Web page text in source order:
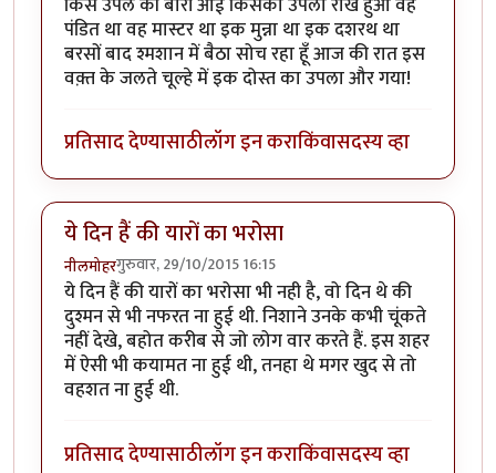
पंडित था वह मास्टर था इक मुन्ना था इक दशरथ था
बरसों बाद श्मशान में बैठा सोच रहा हूँ आज की रात इस
वक़्त के जलते चूल्हे में इक दोस्त का उपला और गया!
प्रतिसाद देण्यासाठीलॉग इन कराकिंवासदस्य व्हा
ये दिन हैं की यारों का भरोसा
नीलमोहरगुरुवार, 29/10/2015 16:15
ये दिन हैं की यारों का भरोसा भी नही है, वो दिन थे की
दुश्मन से भी नफरत ना हुई थी. निशाने उनके कभी चूंकते
नहीं देखे, बहोत करीब से जो लोग वार करते हैं. इस शहर
में ऐसी भी कयामत ना हुई थी, तनहा थे मगर खुद से तो
वहशत ना हुई थी.
प्रतिसाद देण्यासाठीलॉग इन कराकिंवासदस्य व्हा